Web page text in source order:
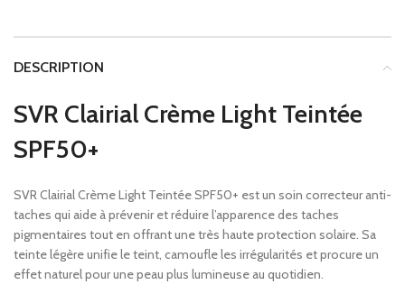
DESCRIPTION
SVR Clairial Crème Light Teintée
SPF50+
SVR Clairial Crème Light Teintée SPF50+ est un soin correcteur anti-
taches qui aide à prévenir et réduire l’apparence des taches
pigmentaires tout en offrant une très haute protection solaire. Sa
teinte légère unifie le teint, camoufle les irrégularités et procure un
effet naturel pour une peau plus lumineuse au quotidien.